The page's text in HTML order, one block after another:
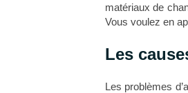
matériaux de
Vous voulez en
Les
Les problèmes